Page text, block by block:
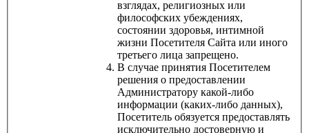
взглядах, религиозных или
философских убеждениях,
состоянии здоровья, интимной
жизни Посетителя Сайта или иного
третьего лица запрещено.
В случае принятия Посетителем
решения о предоставлении
Администратору какой-либо
информации (каких-либо данных),
Посетитель обязуется предоставлять
исключительно достоверную и